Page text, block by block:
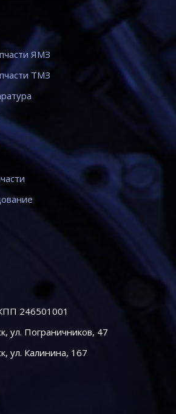
ЯМЗ
ТМЗ
246501001
ул. Пограничников, 47
ул. Калинина, 167